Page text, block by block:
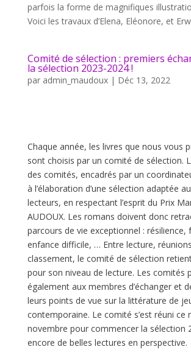
parfois la forme de magnifiques
Voici les travaux d’Elena, Eléonore, et
Comité de sélection : premiers
la sélection 2023-2024 !
par admin_maudoux| Déc 13, 2022
Chaque année, les livres que nous vous
sont choisis par un comité de sélection.
des comités, encadrés par un
à l’élaboration d’une sélection adaptée
lecteurs, en respectant l’esprit du Prix
AUDOUX. Les romans doivent donc
parcours de vie exceptionnel : résilience,
enfance difficile, … Entre lecture,
classement, le comité de sélection
pour son niveau de lecture. Les comités
également aux membres d’échanger et
leurs points de vue sur la littérature de
contemporaine. Le comité s’est réuni ce
novembre pour commencer la sélection
encore de belles lectures en perspective.